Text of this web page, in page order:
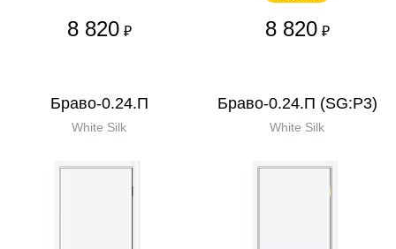
8 820 ₽ 8 820 ₽
Браво-0.24.П
White Silk
Браво-0.24.П (SG:P3)
White Silk